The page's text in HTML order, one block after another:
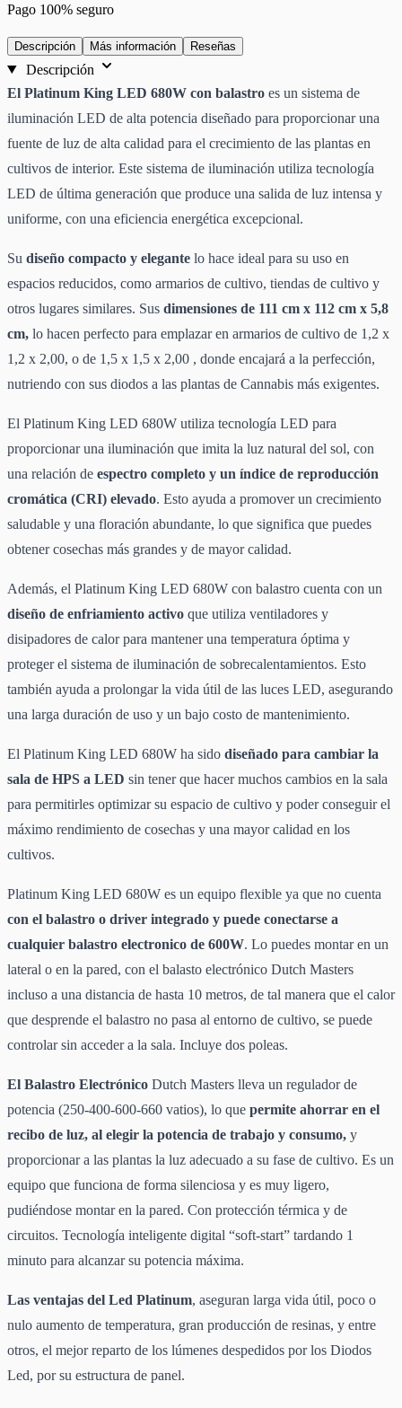
Pago 100% seguro
Descripción Más información Reseñas
Descripción
El Platinum King LED 680W con balastro es un sistema de
iluminación LED de alta potencia diseñado para proporcionar una
fuente de luz de alta calidad para el crecimiento de las plantas en
cultivos de interior. Este sistema de iluminación utiliza tecnología
LED de última generación que produce una salida de luz intensa y
uniforme, con una eficiencia energética excepcional.
Su diseño compacto y elegante lo hace ideal para su uso en
espacios reducidos, como armarios de cultivo, tiendas de cultivo y
otros lugares similares. Sus dimensiones de 111 cm x 112 cm x 5,8
cm, lo hacen perfecto para emplazar en armarios de cultivo de 1,2 x
1,2 x 2,00, o de 1,5 x 1,5 x 2,00 , donde encajará a la perfección,
nutriendo con sus diodos a las plantas de Cannabis más exigentes.
El Platinum King LED 680W utiliza tecnología LED para
proporcionar una iluminación que imita la luz natural del sol, con
una relación de espectro completo y un índice de reproducción
cromática (CRI) elevado. Esto ayuda a promover un crecimiento
saludable y una floración abundante, lo que significa que puedes
obtener cosechas más grandes y de mayor calidad.
Además, el Platinum King LED 680W con balastro cuenta con un
diseño de enfriamiento activo que utiliza ventiladores y
disipadores de calor para mantener una temperatura óptima y
proteger el sistema de iluminación de sobrecalentamientos. Esto
también ayuda a prolongar la vida útil de las luces LED, asegurando
una larga duración de uso y un bajo costo de mantenimiento.
El Platinum King LED 680W ha sido diseñado para cambiar la
sala de HPS a LED sin tener que hacer muchos cambios en la sala
para permitirles optimizar su espacio de cultivo y poder conseguir el
máximo rendimiento de cosechas y una mayor calidad en los
cultivos.
Platinum King LED 680W es un equipo flexible ya que no cuenta
con el balastro o driver integrado y puede conectarse a
cualquier balastro electronico de 600W. Lo puedes montar en un
lateral o en la pared, con el balasto electrónico Dutch Masters
incluso a una distancia de hasta 10 metros, de tal manera que el calor
que desprende el balastro no pasa al entorno de cultivo, se puede
controlar sin acceder a la sala. Incluye dos poleas.
El Balastro Electrónico Dutch Masters lleva un regulador de
potencia (250-400-600-660 vatios), lo que permite ahorrar en el
recibo de luz, al elegir la potencia de trabajo y consumo, y
proporcionar a las plantas la luz adecuado a su fase de cultivo. Es un
equipo que funciona de forma silenciosa y es muy ligero,
pudiéndose montar en la pared. Con protección térmica y de
circuitos. Tecnología inteligente digital “soft-start” tardando 1
minuto para alcanzar su potencia máxima.
Las ventajas del Led Platinum, aseguran larga vida útil, poco o
nulo aumento de temperatura, gran producción de resinas, y entre
otros, el mejor reparto de los lúmenes despedidos por los Diodos
Led, por su estructura de panel.